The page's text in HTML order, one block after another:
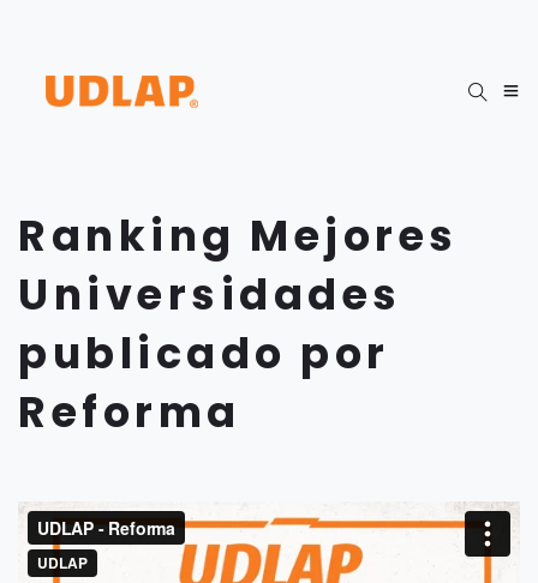
Ranking Mejores
Universidades
publicado por
Reforma